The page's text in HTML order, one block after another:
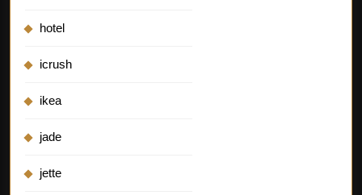
hotel
icrush
ikea
jade
jette